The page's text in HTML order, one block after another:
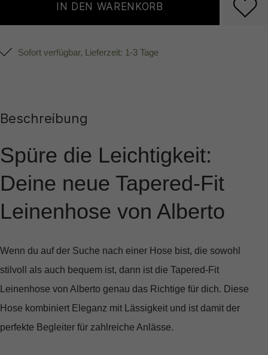
IN DEN WARENKORB
Sofort verfügbar, Lieferzeit: 1-3 Tage
Beschreibung
Spüre die Leichtigkeit:
Deine neue Tapered-Fit
Leinenhose von Alberto
Wenn du auf der Suche nach einer Hose bist, die sowohl
stilvoll als auch bequem ist, dann ist die Tapered-Fit
Leinenhose von Alberto genau das Richtige für dich. Diese
Hose kombiniert Eleganz mit Lässigkeit und ist damit der
perfekte Begleiter für zahlreiche Anlässe.